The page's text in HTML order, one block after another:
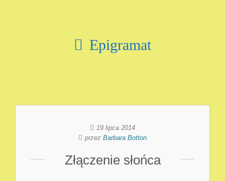
Epigramat
19 lipca 2014
przez Barbara Botton
Złączenie słońca